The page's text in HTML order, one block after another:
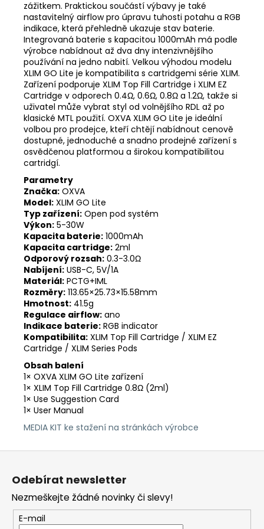
zážitkem. Praktickou součástí výbavy je také
nastavitelný airflow pro úpravu tuhosti potahu a RGB
indikace, která přehledně ukazuje stav baterie.
Integrovaná baterie s kapacitou 1000mAh má podle
výrobce nabídnout až dva dny intenzivnějšího
používání na jedno nabití. Velkou výhodou modelu
XLIM GO Lite je kompatibilita s cartridgemi série XLIM.
Zařízení podporuje XLIM Top Fill Cartridge i XLIM EZ
Cartridge v odporech 0.4Ω, 0.6Ω, 0.8Ω a 1.2Ω, takže si
uživatel může vybrat styl od volnějšího RDL až po
klasické MTL použití. OXVA XLIM GO Lite je ideální
volbou pro prodejce, kteří chtějí nabídnout cenově
dostupné, jednoduché a snadno prodejné zařízení s
osvědčenou platformou a širokou kompatibilitou
cartridgí.
Parametry
Značka: OXVA
Model: XLIM GO Lite
Typ zařízení: Open pod systém
Výkon: 5-30W
Kapacita baterie: 1000mAh
Kapacita cartridge: 2ml
Odporový rozsah: 0.3-3.0Ω
Nabíjení: USB-C, 5V/1A
Materiál: PCTG+IML
Rozměry: 113.65×25.73×15.58mm
Hmotnost: 41.5g
Regulace airflow: ano
Indikace baterie: RGB indicator
Kompatibilita: XLIM Top Fill Cartridge / XLIM EZ
Cartridge / XLIM Series Pods
Obsah balení
1× OXVA XLIM GO Lite zařízení
1× XLIM Top Fill Cartridge 0.8Ω (2ml)
1× Use Suggestion Card
1× User Manual
MEDIA KIT ke stažení na stránkách výrobce
Odebírat newsletter
Nezmeškejte žádné novinky či slevy!
E-mail